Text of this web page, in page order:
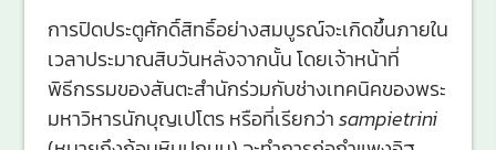
การปิดประตูศักดิ์สิทธิ์อย่างสมบูรณ์จะเกิดขึ้นภายใน
เวลาประมาณสิบวันหลังจากนั้น โดยเจ้าหน้าที่
พิธีกรรมของสันตะสำนักร่วมกับช่างเทคนิคของพระ
มหาวิหารนักบุญเปโตร หรือที่เรียกว่าsampietrini